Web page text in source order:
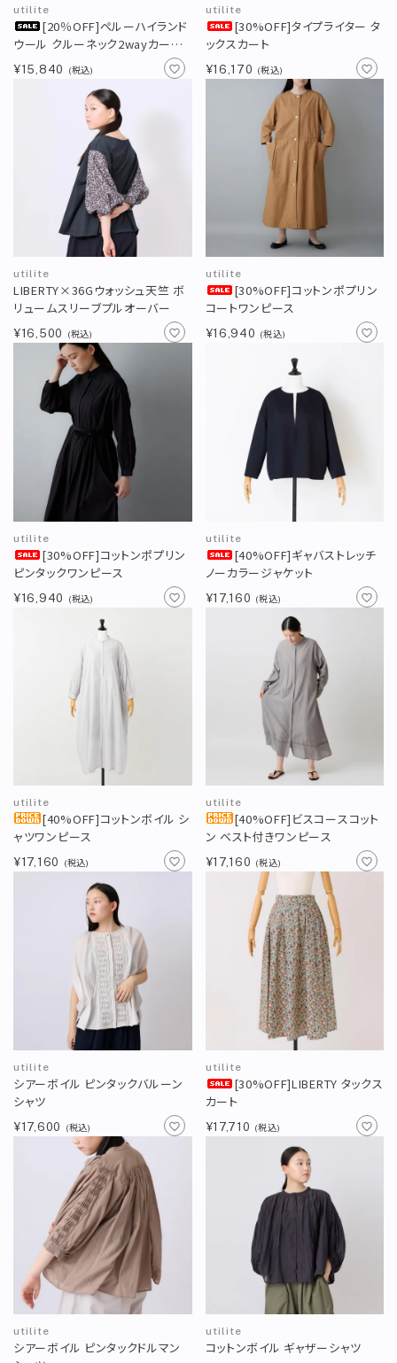
utilite
[20％OFF]ペルーハイランド
ウール クルーネック2wayカーデ
ィガン
¥15,840 (税込)
utilite
[30%OFF]タイプライター タ
ックスカート
¥16,170 (税込)
utilite
LIBERTY×36Gウォッシュ天竺 ボ
リュームスリーブプルオーバー
¥16,500 (税込)
utilite
[30%OFF]コットンポプリン
コートワンピース
¥16,940 (税込)
utilite
[30%OFF]コットンポプリン
ピンタックワンピース
¥16,940 (税込)
utilite
[40%OFF]ギャバストレッチ
ノーカラージャケット
¥17,160 (税込)
utilite
[40%OFF]コットンボイル シ
ャツワンピース
¥17,160 (税込)
utilite
[40%OFF]ビスコースコット
ン ベスト付きワンピース
¥17,160 (税込)
utilite
シアーボイル ピンタックバルーン
シャツ
¥17,600 (税込)
utilite
[30%OFF]LIBERTY タックス
カート
¥17,710 (税込)
utilite
シアーボイル ピンタックドルマン
utilite
コットンボイル ギャザーシャツ